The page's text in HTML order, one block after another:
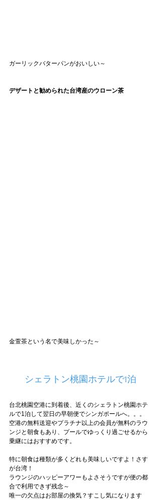
ガーリックバターパンがおいしい～
デザートと勧められた台湾産のウローン茶
金萱茶という名で美味しかった～
シェラトン桃園ホテルで1泊
台北桃園空港に到着後、近くのシェラトン桃園ホテ
ルで1泊して翌日の早朝便でシンガポールへ。。。
空港の無料送迎やプラチナ以上の会員が無料のラウ
ンジと朝食もあり、プールでゆっくり過ごせるから
乗継にはおすすめです。
特に朝食は種類が多くどれも美味しいですよ！さす
が台湾！
ラウンジのハッピーアワーもよさそうですが便の都
合で利用できず残念～
唯一の欠点はお部屋の換気？すこし気になります